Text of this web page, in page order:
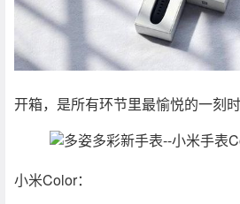
开箱，是所有环节里最愉悦的一刻时
小米Color：